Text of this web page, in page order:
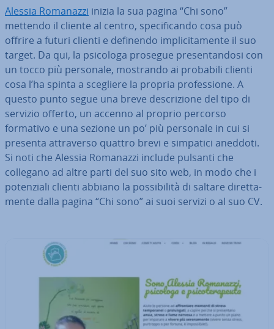
Alessia Romanazzi inizia la sua pagina “Chi sono”
mettendo il cliente al centro, spe­ci­fi­can­do cosa può
offrire a futuri clienti e definendo im­pli­ci­ta­men­te il suo
target. Da qui, la psicologa prosegue pre­sen­tan­do­si con
un tocco più personale, mostrando ai probabili clienti
cosa l’ha spinta a scegliere la propria pro­fes­sio­ne. A
questo punto segue una breve de­scri­zio­ne del tipo di
servizio offerto, un accenno al proprio percorso
formativo e una sezione un po’ più personale in cui si
presenta at­tra­ver­so quattro brevi e simpatici aneddoti.
Si noti che Alessia Romanazzi include pulsanti che
collegano ad altre parti del suo sito web, in modo che i
po­ten­zia­li clienti abbiano la pos­si­bi­li­tà di saltare di­ret­ta­
men­te dalla pagina “Chi sono” ai suoi servizi o al suo CV.